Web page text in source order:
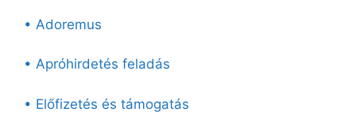
• Adoremus
• Apróhirdetés feladás
• Előfizetés és támogatás